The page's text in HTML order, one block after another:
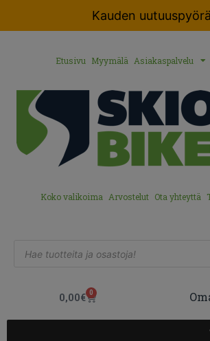
Kauden
Etusivu Myymälä Asiakaspalvelu
Koko valikoima Arvostelut Ota yhteyttä
0,00€ 0